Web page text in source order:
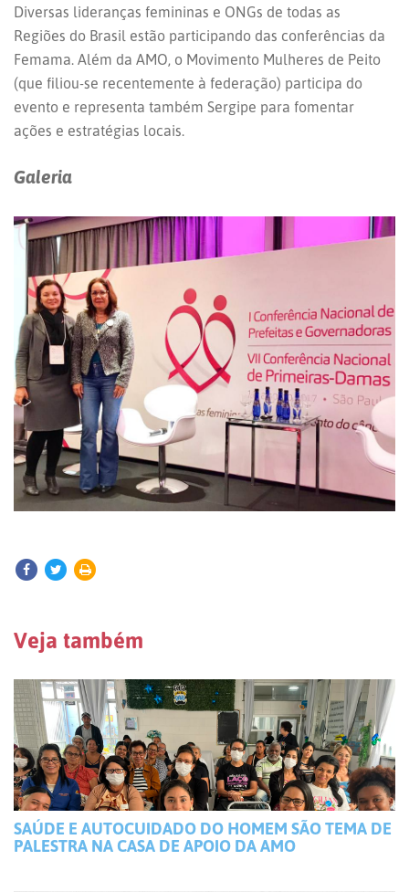
Diversas lideranças femininas e ONGs de todas as
Regiões do Brasil estão participando das conferências da
Femama. Além da AMO, o Movimento Mulheres de Peito
(que filiou-se recentemente à federação) participa do
evento e representa também Sergipe para fomentar
ações e estratégias locais.
Galeria
Veja também
SAÚDE E AUTOCUIDADO DO HOMEM SÃO TEMA DE
PALESTRA NA CASA DE APOIO DA AMO